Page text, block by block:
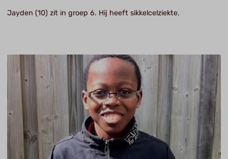
Jayden (10) zit in groep 6. Hij heeft sikkelcelziekte.